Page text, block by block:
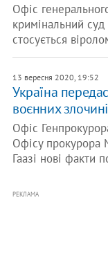
Офіс
кримінальний
стосується
13 вересня 2020, 19:52
Україна
воєнних
Офіс
Офісу прокурора
Гаазі нові факти
РЕКЛАМА